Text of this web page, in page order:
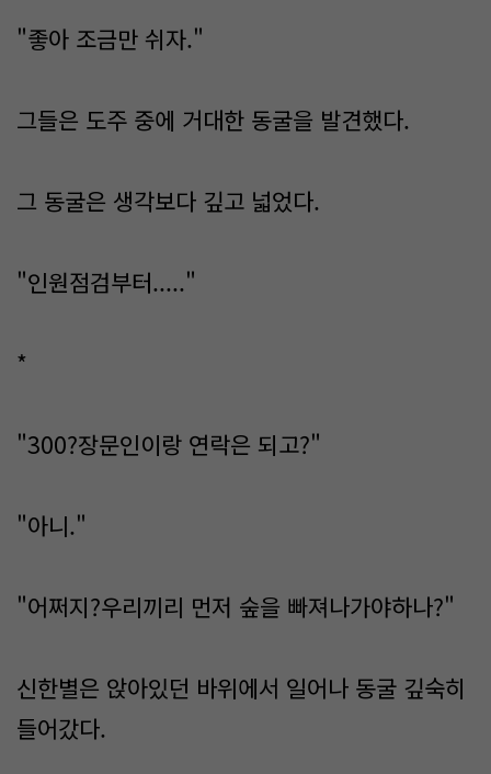
"좋아 조금만 쉬자."
그들은 도주 중에 거대한 동굴을 발견했다.
그 동굴은 생각보다 깊고 넓었다.
"인원점검부터....."
*
"300?장문인이랑 연락은 되고?"
"아니."
"어쩌지?우리끼리 먼저 숲을 빠져나가야하나?"
신한별은 앉아있던 바위에서 일어나 동굴 깊숙히
들어갔다.